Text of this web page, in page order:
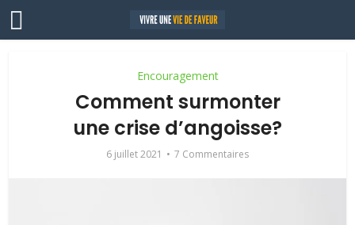
Encouragement
Comment surmonter
une crise d’angoisse?
6 juillet 2021 7 Commentaires